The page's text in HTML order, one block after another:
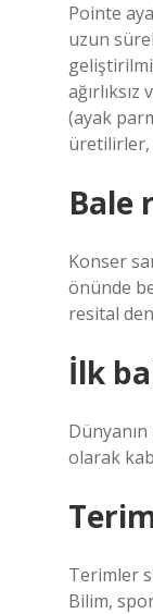
Pointe
uzun
(ayak
üretilirler,
Bale
Konser
önünde
resital
İlk
olarak
Terimler
Bilim,